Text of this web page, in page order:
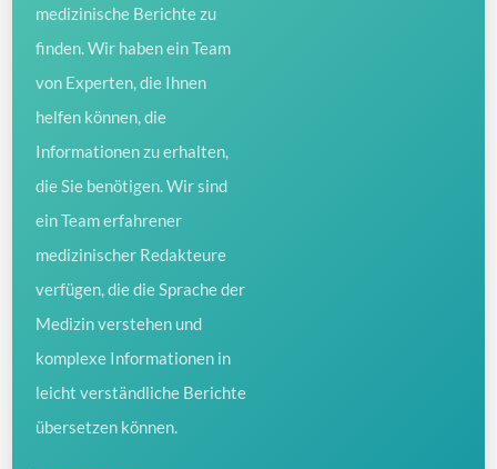
medizinische Berichte zu
finden. Wir haben ein Team
von Experten, die Ihnen
helfen können, die
Informationen zu erhalten,
die Sie benötigen. Wir sind
ein Team erfahrener
medizinischer Redakteure
verfügen, die die Sprache der
Medizin verstehen und
komplexe Informationen in
leicht verständliche Berichte
übersetzen können.